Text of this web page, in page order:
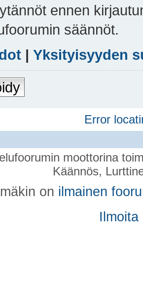
ennen
säännöt.
| Yksityisyyden
Error
moottorina
Käännös,
on ilmainen